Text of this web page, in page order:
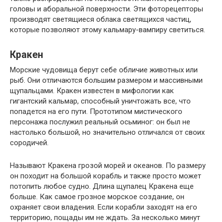
головы и аборальной поверхности. Эти фоторецепторы
производят светящиеся облака светящихся частиц,
которые позволяют этому кальмару-вампиру светиться.
Кракен
Морские чудовища берут себе обличие животных или
рыб. Они отличаются большим размером и массивными
щупальцами. Кракен известен в мифологии как
гигантский кальмар, способный уничтожать все, что
попадется на его пути. Прототипом мистического
персонажа послужил реальный осьминог: он был не
настолько большой, но значительно отличался от своих
сородичей.
Называют Кракена грозой морей и океанов. По размеру
он походит на большой корабль и также просто может
потопить любое судно. Длина щупалец Кракена еще
больше. Как самое грозное морское создание, он
охраняет свои владения. Если корабли заходят на его
территорию, пощады им не ждать. За несколько минут